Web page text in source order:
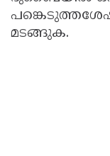
മടങ്ങുക.